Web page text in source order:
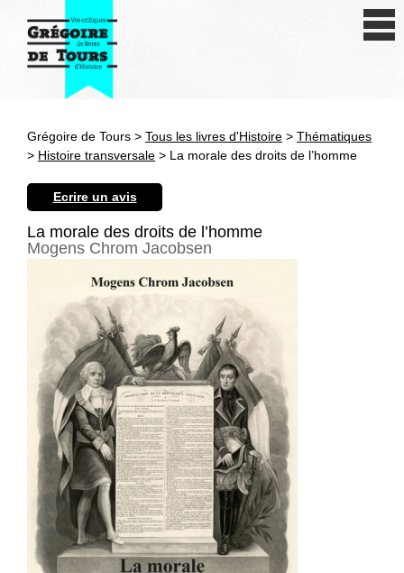
Antiquité
Epoque moderne
Autres civilisations
Thématiques
Grégoire de Tours > Tous les livres d'Histoire > Thématiques
> Histoire transversale > La morale des droits de l’homme
Ecrire un avis
La morale des droits de l’homme
Mogens Chrom Jacobsen